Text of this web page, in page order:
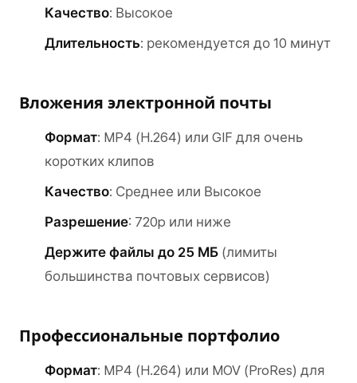
Качество: Высокое
Длительность: рекомендуется до 10 минут
Вложения электронной почты
Формат: MP4 (H.264) или GIF для очень
коротких клипов
Качество: Среднее или Высокое
Разрешение: 720p или ниже
Держите файлы до 25 МБ (лимиты
большинства почтовых сервисов)
Профессиональные портфолио
Формат: MP4 (H.264) или MOV (ProRes) для